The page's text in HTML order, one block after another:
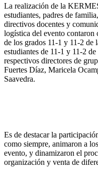
La realización de la
estudiantes, padres de
directivos docentes y
logística del evento contaron
de los grados 11-1 y 11-2 de
estudiantes de 11-1 y 11-2
respectivos directores de
Fuertes Díaz, Maricela
Saavedra.
Es de destacar la
como siempre, animaron a
evento, y dinamizaron el
organización y venta de